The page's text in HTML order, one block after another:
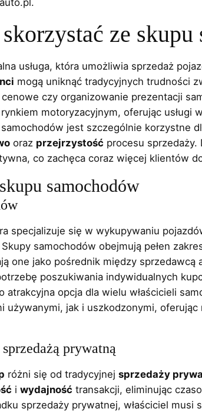
ze skupu
usługa, która umożliwia sprzedaż
mogą uniknąć tradycyjnych trudności
czy organizowanie prezentacji
motoryzacyjnym, oferując usługi
jest szczególnie korzystne
oraz przejrzystość procesu sprzedaży.
co zachęca coraz więcej klientów
samochodów
specjalizuje się w wykupywaniu
samochodów obejmują pełen
one jako pośrednik między
poszukiwania indywidualnych
opcja dla wielu właścicieli
używanymi, jak i uszkodzonymi,
prywatną
różni się od tradycyjnej sprzedaży
i wydajność transakcji, eliminując
sprzedaży prywatnej, właściciel